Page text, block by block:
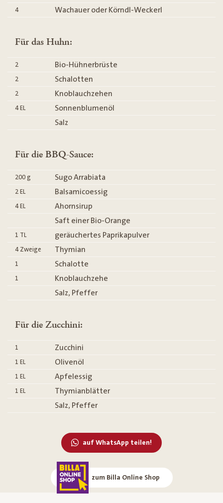
4 Wachauer oder Körndl-Weckerl
Für das Huhn:
2 Bio-Hühnerbrüste
2 Schalotten
2 Knoblauchzehen
4 EL
Sonnenblumenöl
Salz
Für die BBQ-Sauce:
200 g Sugo Arrabiata
2 EL Balsamicoessig
4 EL
Ahornsirup
Saft einer Bio-Orange
1 TL geräuchertes Paprikapulver
4 Zweige Thymian
1 Schalotte
1
Knoblauchzehe
Salz, Pfeffer
Für die Zucchini:
1 Zucchini
1 EL Olivenöl
1 EL Apfelessig
1 EL
Thymianblätter
Salz, Pfeffer
auf WhatsApp teilen!
zum Billa Online Shop